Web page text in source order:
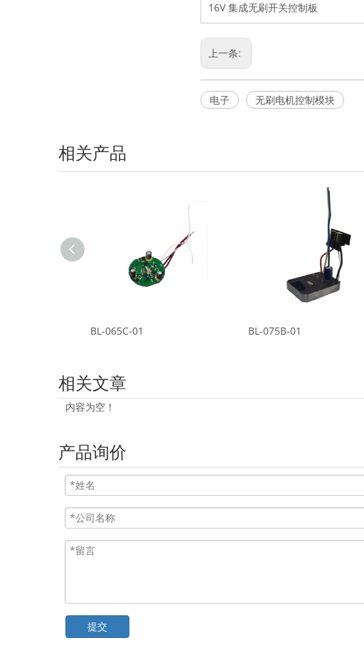
16V 集成无刷开关控制板
上一条:
电子 无刷电机控制模块
相关产品
BL-065C-01 BL-075B-01
相关文章
内容为空！
产品询价
提交